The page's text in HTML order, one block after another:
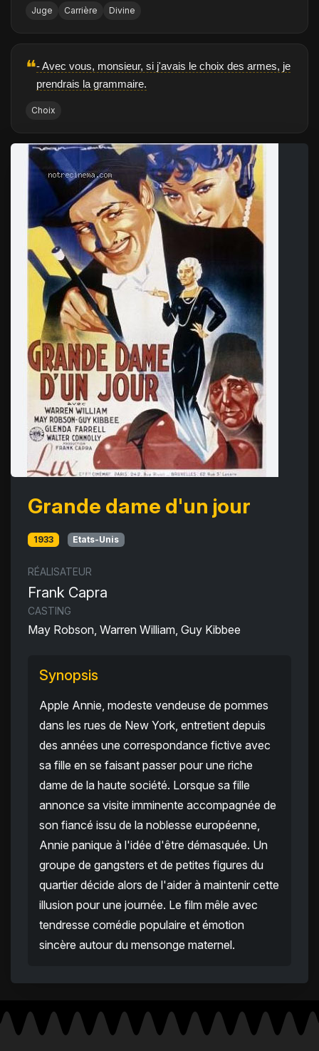
Juge Carrière Divine
❝- Avec vous, monsieur, si j'avais le choix des armes, je
prendrais la grammaire.
Choix
Grande dame d'un jour
1933 Etats-Unis
RÉALISATEUR
Frank Capra
CASTING
May Robson, Warren William, Guy Kibbee
Synopsis
Apple Annie, modeste vendeuse de pommes
dans les rues de New York, entretient depuis
des années une correspondance fictive avec
sa fille en se faisant passer pour une riche
dame de la haute société. Lorsque sa fille
annonce sa visite imminente accompagnée de
son fiancé issu de la noblesse européenne,
Annie panique à l'idée d'être démasquée. Un
groupe de gangsters et de petites figures du
quartier décide alors de l'aider à maintenir cette
illusion pour une journée. Le film mêle avec
tendresse comédie populaire et émotion
sincère autour du mensonge maternel.